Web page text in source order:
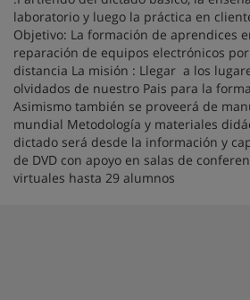
laboratorio y luego la práctica en
Objetivo: La formación de aprendices
reparación de equipos electrónicos
distancia La misión : Llegar a los
olvidados de nuestro Pais para la
Asimismo también se proveerá de
mundial Metodología y materiales
dictado será desde la información y
de DVD con apoyo en salas de
virtuales hasta 29 alumnos